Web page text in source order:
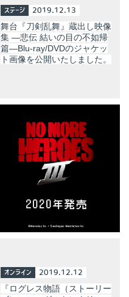
ステージ 2019.12.13
舞台『刀剣乱舞』蔵出し映像
集 ―悲伝 結いの目の不如帰
篇―Blu-ray/DVDのジャケッ
ト画像を公開いたしました。
オンライン 2019.12.12
『ログレス物語（ストーリー